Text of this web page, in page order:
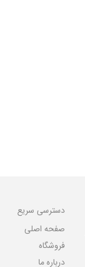
دسترسی سریع
صفحه اصلی
فروشگاه
درباره ما